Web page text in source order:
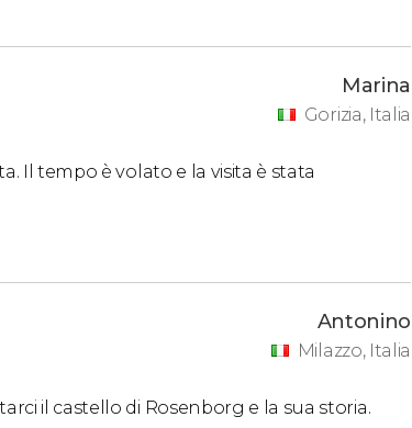
Marina
Gorizia, Italia
Il tempo è volato e la visita è stata
Antonino
Milazzo, Italia
il castello di Rosenborg e la sua storia.